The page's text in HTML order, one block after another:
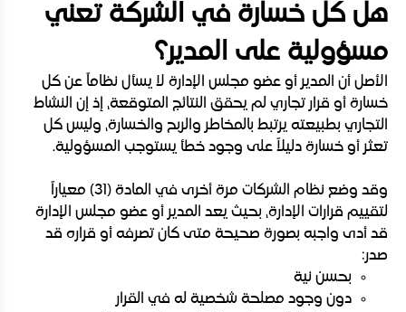
هل كل خسارة في الشركة تعني
مسؤولية على المدير؟
الأصل أن المدير أو عضو مجلس الإدارة لا يسأل نظاماً عن كل
خسارة أو قرار تجاري لم يحقق النتائج المتوقعة، إذ إن النشاط
التجاري بطبيعته يرتبط بالمخاطر والربح والخسارة، وليس كل
تعثر أو خسارة دليلاً على وجود خطأ يستوجب المسؤولية.
وقد وضع نظام الشركات مرة أخرى في المادة (31) معياراً
لتقييم قرارات الإدارة، بحيث يعد المدير أو عضو مجلس الإدارة
قد أدى واجبه بصورة صحيحة متى كان تصرفه أو قراره قد
صدر:
بحسن نية
دون وجود مصلحة شخصية له في القرار